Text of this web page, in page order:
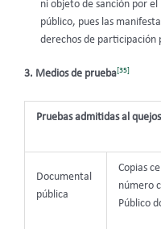
ni objeto de sanción por
público, pues las
derechos de participación
3. Medios de prueba[35]
Pruebas admitidas al
Documental
pública
Copias
número
Público